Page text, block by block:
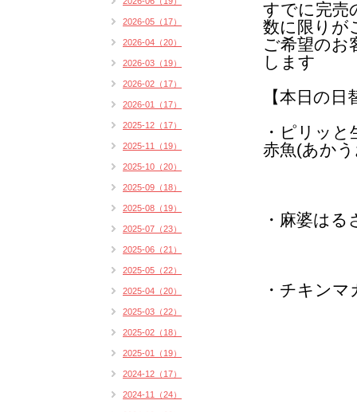
すでに完売
数に限りが
ご希望のお
します
【本日の
・ピリッ
赤魚(あか
・麻婆はる
・ チキンマ
2026-05（17）
2026-04（20）
2026-03（19）
2026-02（17）
2026-01（17）
2025-12（17）
2025-11（19）
2025-10（20）
2025-09（18）
2025-08（19）
2025-07（23）
2025-06（21）
2025-05（22）
2025-04（20）
2025-03（22）
2025-02（18）
2025-01（19）
2024-12（17）
2024-11（24）